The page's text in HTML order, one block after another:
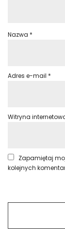
Nazwa *
Adres e-mail *
Witryna
Zapamiętaj
kolejnych